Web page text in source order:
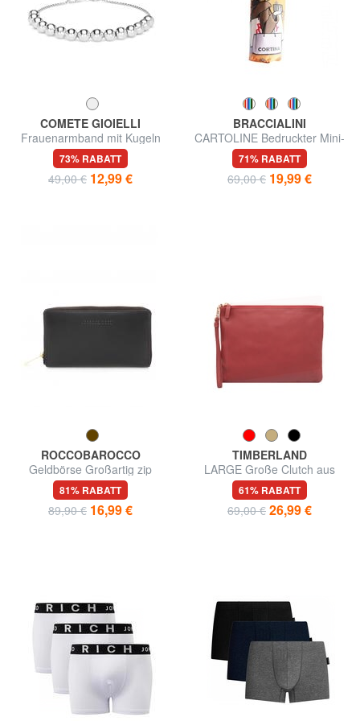
COMETE GIOIELLI
Frauenarmband mit Kugeln
73% RABATT
49,00 € 12,99 €
BRACCIALINI
CARTOLINE Bedruckter Mini-
Regenschirm
71% RABATT
69,00 € 19,99 €
ROCCOBAROCCO
Geldbörse Großartig zip
around in Haut
81% RABATT
89,90 € 16,99 €
TIMBERLAND
LARGE Große Clutch aus
Leder mit Handgelenkstasche
61% RABATT
69,00 € 26,99 €